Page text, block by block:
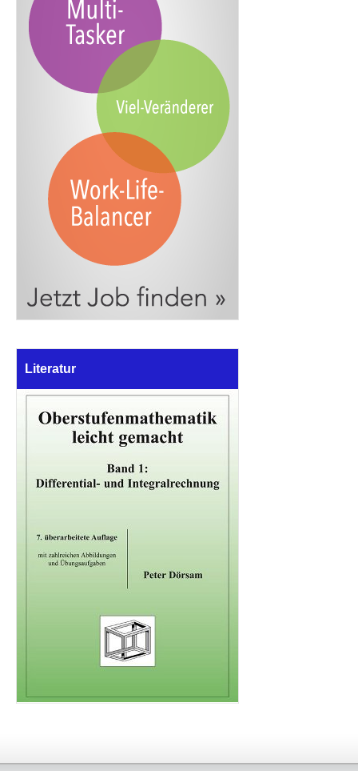
Literatur